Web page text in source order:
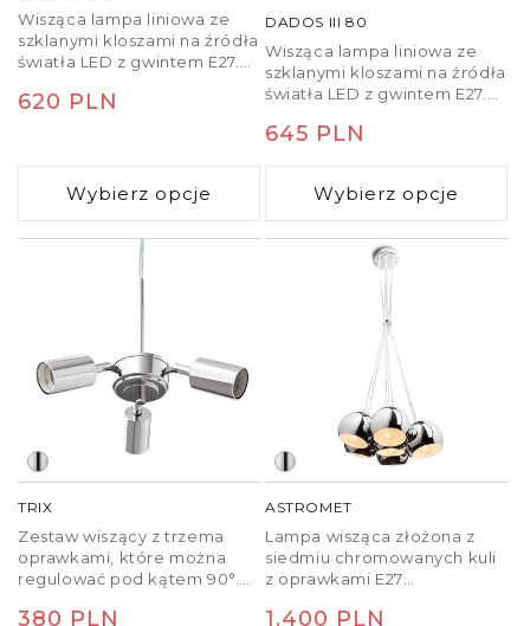
Wisząca lampa liniowa ze
szklanymi kloszami na źródła
światła LED z gwintem E27.
umieszczenia nad stołem
Cena
620 PLN
Wybierz opcje
DADOS III 80
Wisząca lampa liniowa ze
szklanymi kloszami na źródła
światła LED z gwintem E27.
umieszczenia nad stołem
Cena
regularna
645 PLN
Wybierz opcje
TRIX
Zestaw wiszący z trzema
oprawkami, które można
regulować pod kątem 90°.
55/30, ASPRO 55/30, RON
Cena
380 PLN
ASTROMET
Lampa wisząca złożona z
siedmiu chromowanych kuli
z oprawkami E27
podstawie sufitowej.
Cena
1.400 PLN